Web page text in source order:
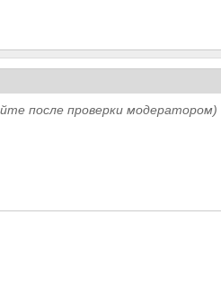
после проверки модератором)